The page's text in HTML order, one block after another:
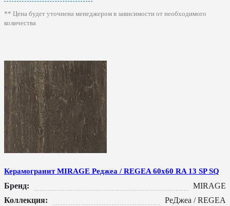
** Цена будет уточнена менеджером в зависимости от необходимого
количества
Керамогранит MIRAGE Реджеа / REGEA 60x60 RA 13 SP SQ
Бренд:
MIRAGE
Коллекция:
РеДжеа / REGEA